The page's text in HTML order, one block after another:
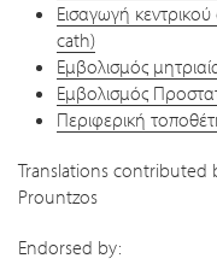
Εισαγωγή
cath)
Εμβολισμός
Εμβολισμός
Περιφερική
Translations contributed
Prountzos
Endorsed by: